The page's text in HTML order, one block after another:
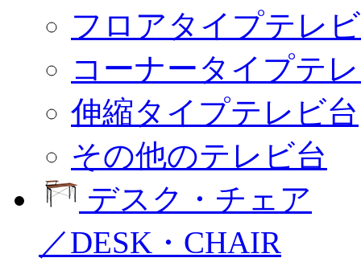
フロアタイプテレ
コーナータイプテ
伸縮タイプテレビ台
その他のテレビ台
デスク・チェア
／DESK・CHAIR